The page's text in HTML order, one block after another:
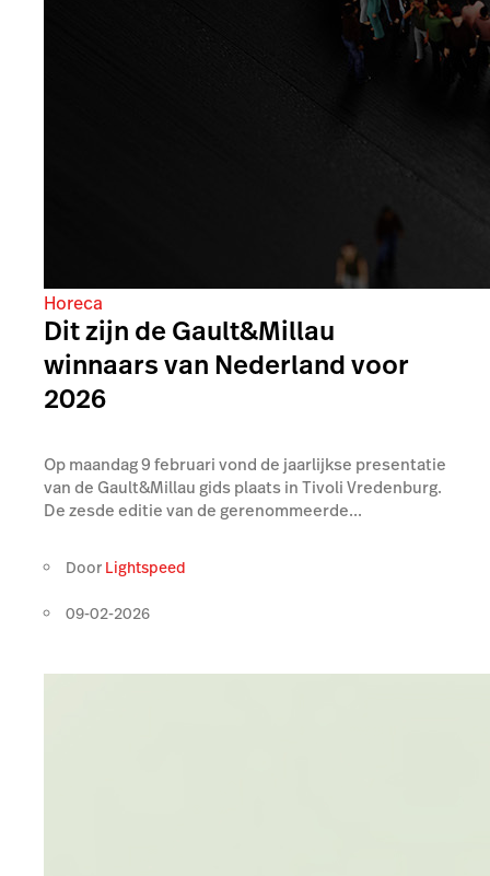
Horeca
Dit zijn de Gault&Millau
winnaars van Nederland voor
2026
Op maandag 9 februari vond de jaarlijkse presentatie
van de Gault&Millau gids plaats in Tivoli Vredenburg.
De zesde editie van de gerenommeerde...
Door Lightspeed
09-02-2026